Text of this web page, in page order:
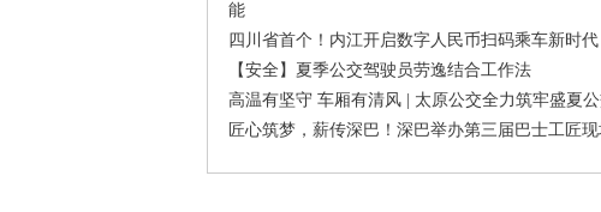
能
四川省首个！内江开启数字人民币扫码乘车新时
【安全】夏季公交驾驶员劳逸结合工作法
高温有坚守 车厢有清风 | 太原公交全力筑牢盛夏
匠心筑梦，薪传深巴！深巴举办第三届巴士工匠